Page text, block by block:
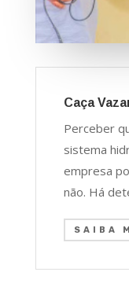
Caça
Perceber
sistema
empresa
não. Há
SAIBA